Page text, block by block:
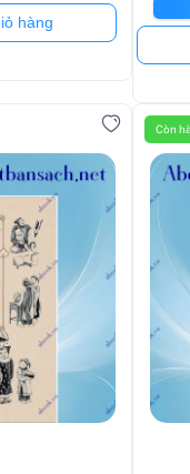
hàng
Còn